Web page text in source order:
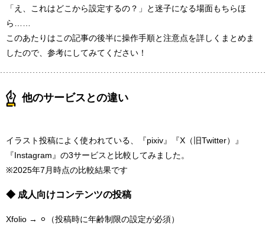
「え、これはどこから設定するの？」と迷子になる場面もちらほ
ら……
このあたりはこの記事の後半に操作手順と注意点を詳しくまとめま
したので、参考にしてみてください！
他のサービスとの違い
イラスト投稿によく使われている、『pixiv』『X（旧Twitter）』
『Instagram』の3サービスと比較してみました。
※2025年7月時点の比較結果です
◆ 成人向けコンテンツの投稿
Xfolio → ⚪︎（投稿時に年齢制限の設定が必須）